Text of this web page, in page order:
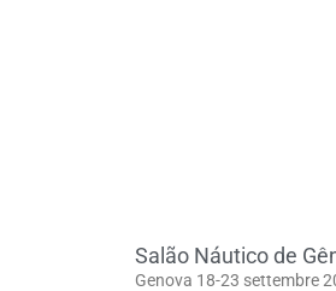
Salão Náutico de
Genova 18-23 settembre